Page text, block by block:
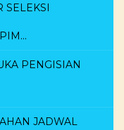
SELEKSI
PENGISIAN
JADWAL